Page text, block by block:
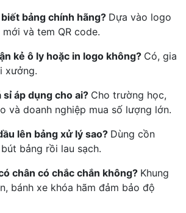
bảng chính hãng? Dựa vào logo
và tem QR code.
kẻ ô ly hoặc in logo không? Có, gia
xưởng.
sỉ áp dụng cho ai? Cho trường học,
và doanh nghiệp mua số lượng lớn.
lên bảng xử lý sao? Dùng cồn
bảng rồi lau sạch.
chân có chắc chắn không? Khung
bánh xe khóa hãm đảm bảo độ